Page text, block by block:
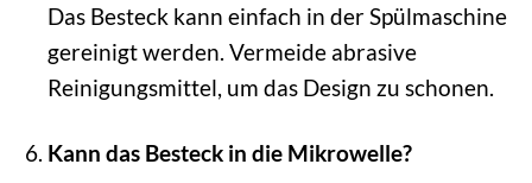
Das Besteck kann einfach in der Spülmaschine
gereinigt werden. Vermeide abrasive
Reinigungsmittel, um das Design zu schonen.
Kann das Besteck in die Mikrowelle?